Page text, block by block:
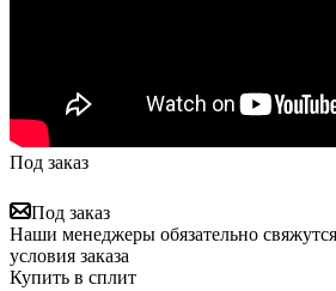
Под заказ
Под заказ
Наши менеджеры обязательно
условия заказа
Купить в сплит